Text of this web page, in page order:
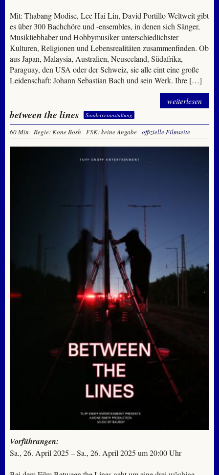
Mit: Thabang Modise, Lee Hai Lin, David Portillo Weltweit gibt
es über 300 Bachchöre und -ensembles, in denen sich Sänger,
Musikliebhaber und Hobbymusiker unterschiedlichster
Kulturen, Religionen und Lebensrealitäten zusammenfinden. Ob
aus Japan, Malaysia, Australien, Neuseeland, Südafrika,
Paraguay, den USA oder der Schweiz, sie alle eint eine große
Leidenschaft: Johann Sebastian Bach und sein Werk. Ihre […]
weiterlesen
between the lines Sonderveranstaltung
60 Min Regie: Kone Bosh FSK: keine Angabe offizielle Filmseite
Vorführungen:
Sa., 26. April 2025 – Sa., 26. April 2025 um 20:00 Uhr